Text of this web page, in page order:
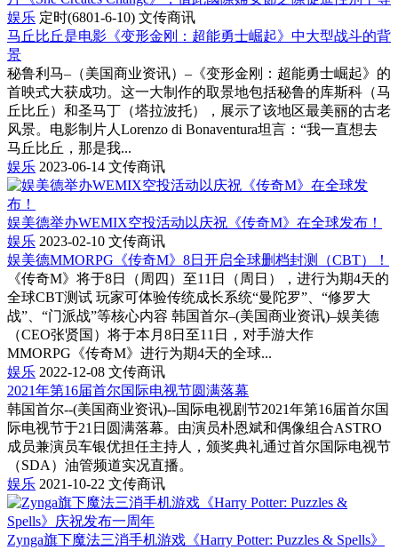
娱乐 定时(6801-6-10) 文传商讯
马丘比丘是电影《变形金刚：超能勇士崛起》中大型战斗的背
景
秘鲁利马–（美国商业资讯）–《变形金刚：超能勇士崛起》的
首映式大获成功。这一大制作的取景地包括秘鲁的库斯科（马
丘比丘）和圣马丁（塔拉波托），展示了该地区最美丽的古老
风景。电影制片人Lorenzo di Bonaventura坦言：“我一直想去
马丘比丘，那是我...
娱乐 2023-06-14 文传商讯
娱美德举办WEMIX空投活动以庆祝《传奇M》在全球发布！
娱乐 2023-02-10 文传商讯
娱美德MMORPG《传奇M》8日开启全球删档封测（CBT）！
《传奇M》将于8日（周四）至11日（周日），进行为期4天的
全球CBT测试 玩家可体验传统成长系统“曼陀罗”、“修罗大
战”、“门派战”等核心内容 韩国首尔–(美国商业资讯)–娱美德
（CEO张贤国）将于本月8日至11日，对手游大作
MMORPG《传奇M》进行为期4天的全球...
娱乐 2022-12-08 文传商讯
2021年第16届首尔国际电视节圆满落幕
韩国首尔--(美国商业资讯)--国际电视剧节2021年第16届首尔国
际电视节于21日圆满落幕。由演员朴恩斌和偶像组合ASTRO
成员兼演员车银优担任主持人，颁奖典礼通过首尔国际电视节
（SDA）油管频道实况直播。
娱乐 2021-10-22 文传商讯
Zynga旗下魔法三消手机游戏《Harry Potter: Puzzles & Spells》